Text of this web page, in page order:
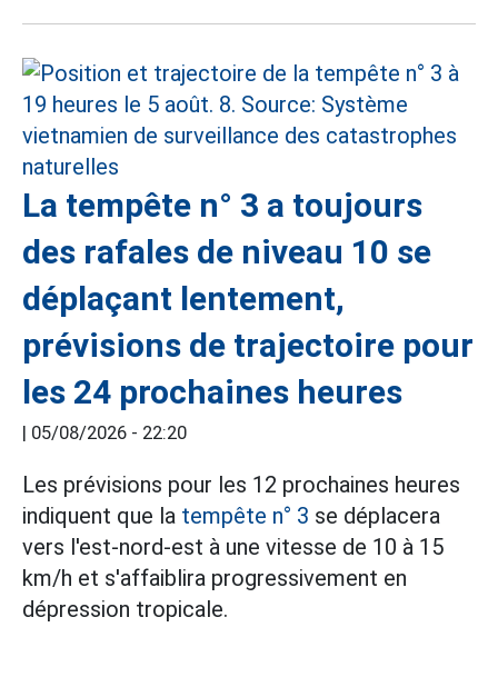
La tempête n° 3 a toujours
des rafales de niveau 10 se
déplaçant lentement,
prévisions de trajectoire pour
les 24 prochaines heures
| 05/08/2026 - 22:20
Les prévisions pour les 12 prochaines heures
indiquent que la tempête n° 3 se déplacera
vers l'est-nord-est à une vitesse de 10 à 15
km/h et s'affaiblira progressivement en
dépression tropicale.